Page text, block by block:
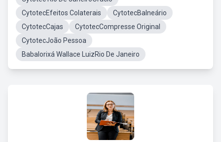
CytotecEfeitos Colaterais
CytotecBalneário
CytotecCajas
CytotecCompresse Original
CytotecJoão Pessoa
Babalorixá Wallace LuizRio De Janeiro